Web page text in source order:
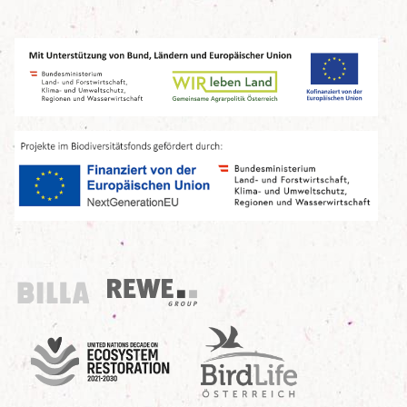
Billa
REWE Group
UN Decade
Birdlife